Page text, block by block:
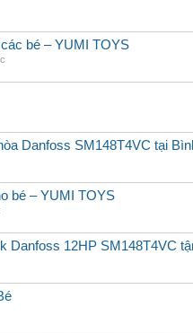
bé – YUMI TOYS
Danfoss SM148T4VC tại
bé – YUMI TOYS
Danfoss 12HP SM148T4VC